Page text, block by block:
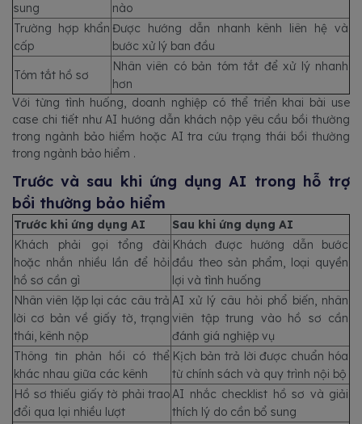
sung
nào
Trường hợp khẩn
cấp
Được hướng dẫn nhanh kênh liên hệ và
bước xử lý ban đầu
Tóm tắt hồ sơ
Nhân viên có bản tóm tắt để xử lý nhanh
hơn
Với từng tình huống, doanh nghiệp có thể triển khai bài use
case chi tiết như AI hướng dẫn khách nộp yêu cầu bồi thường
trong ngành bảo hiểm hoặc AI tra cứu trạng thái bồi thường
trong ngành bảo hiểm .
Trước và sau khi ứng dụng AI trong hỗ trợ
bồi thường bảo hiểm
Trước khi ứng dụng AI
Sau khi ứng dụng AI
Khách phải gọi tổng đài
hoặc nhắn nhiều lần để hỏi
hồ sơ cần gì
Khách được hướng dẫn bước
đầu theo sản phẩm, loại quyền
lợi và tình huống
Nhân viên lặp lại các câu trả
lời cơ bản về giấy tờ, trạng
thái, kênh nộp
AI xử lý câu hỏi phổ biến, nhân
viên tập trung vào hồ sơ cần
đánh giá nghiệp vụ
Thông tin phản hồi có thể
khác nhau giữa các kênh
Kịch bản trả lời được chuẩn hóa
từ chính sách và quy trình nội bộ
Hồ sơ thiếu giấy tờ phải trao
đổi qua lại nhiều lượt
AI nhắc checklist hồ sơ và giải
thích lý do cần bổ sung